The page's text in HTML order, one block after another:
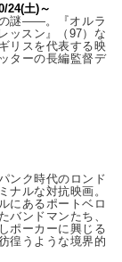
24(土)～
謎――。『オルラ
ッスン』（97）な
リスを代表する映
ターの長編監督デ
ンク時代のロンド
ナルな対抗映画。
にあるポートベロ
バンドマンたち、
ポーカーに興じる
徨うような境界的